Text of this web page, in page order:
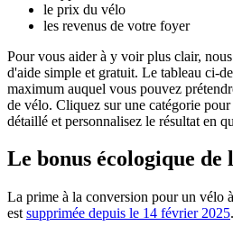
le prix du vélo
les revenus de votre foyer
Pour vous aider à y voir plus clair,
d'aide simple et gratuit. Le tableau ci-
maximum auquel vous pouvez
de vélo. Cliquez sur une catégorie
détaillé et personnalisez le résultat en
Le bonus écologique de
La prime à la conversion pour un vélo
est supprimée depuis le 14 février 2025.